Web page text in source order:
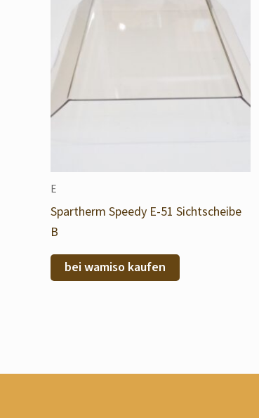
E
Spartherm Speedy E-51 Sichtscheibe
B
bei wamiso kaufen